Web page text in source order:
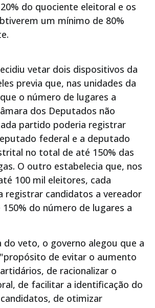
do quociente eleitoral e os
um mínimo de 80%
vetar dois dispositivos da
previa que, nas unidades da
o número de lugares a
dos Deputados não
partido poderia registrar
federal e a deputado
no total de até 150% das
O outro estabelecia que, nos
100 mil eleitores, cada
registrar candidatos a vereador
do número de lugares a
veto, o governo alegou que a
de evitar o aumento
de racionalizar o
de facilitar a identificação do
de otimizar